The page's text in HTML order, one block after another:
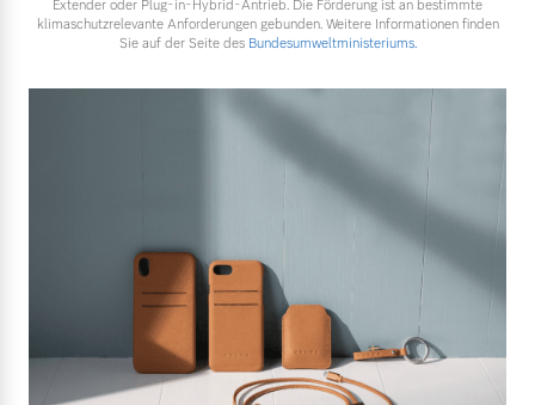
Extender oder Plug-in-Hybrid-Antrieb. Die Förderung ist an bestimmte
klimaschutzrelevante Anforderungen gebunden. Weitere Informationen finden
Sie auf der Seite des Bundesumweltministeriums.